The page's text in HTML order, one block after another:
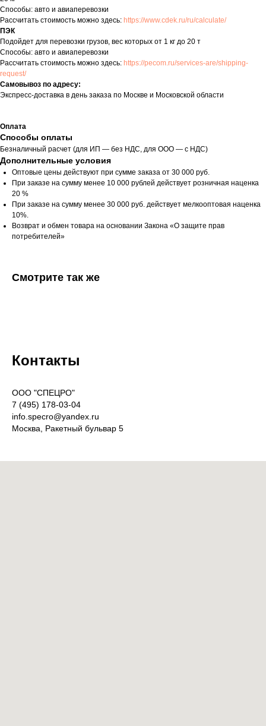
Способы: авто и авиаперевозки
Рассчитать стоимость можно здесь: https://www.cdek.ru/ru/calculate/
ПЭК
Подойдет для перевозки грузов, вес которых от 1 кг до 20 т
Способы: авто и авиаперевозки
Рассчитать стоимость можно здесь: https://pecom.ru/services-are/shipping-
request/
Самовывоз по адресу:
Экспресс-доставка в день заказа по Москве и Московской области
Оплата
Способы оплаты
Безналичный расчет (для ИП — без НДС, для ООО — с НДС)
Дополнительные условия
Оптовые цены действуют при сумме заказа от 30 000 руб.
При заказе на сумму менее 10 000 рублей действует розничная наценка
20 %
При заказе на сумму менее 30 000 руб. действует мелкооптовая наценка
10%.
Возврат и обмен товара на основании Закона «О защите прав
потребителей»
Смотрите так же
Контакты
OOO "СПЕЦРО"
7 (495) 178-03-04
info.specro@yandex.ru
Москва, Ракетный бульвар 5